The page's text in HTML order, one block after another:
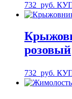
732 руб.
розовый
732 руб.